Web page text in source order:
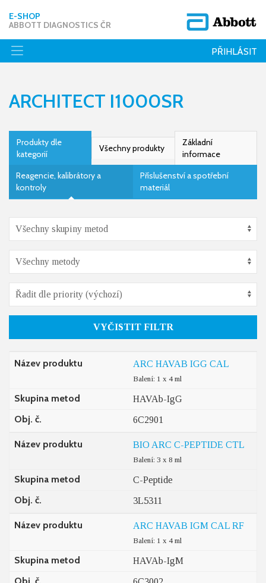
E-SHOP
ABBOTT DIAGNOSTICS ČR
PŘIHLÁSIT
ARCHITECT I1000SR
Produkty dle
kategorií
Všechny produkty
Základní
informace
Reagencie, kalibrátory a
kontroly
Příslušenství a spotřební
materiál
VYČISTIT FILTR
Název produktu ARC HAVAB IGG CAL
Balení: 1 x 4 ml
Skupina metod HAVAb-IgG
Obj. č. 6C2901
Název produktu BIO ARC C-PEPTIDE CTL
Balení: 3 x 8 ml
Skupina metod C-Peptide
Obj. č. 3L5311
Název produktu ARC HAVAB IGM CAL RF
Balení: 1 x 4 ml
Skupina metod HAVAb-IgM